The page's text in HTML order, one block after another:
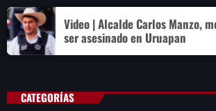
Video | Alcalde Carlos Manzo,
ser asesinado en Uruapan
CATEGORÍAS